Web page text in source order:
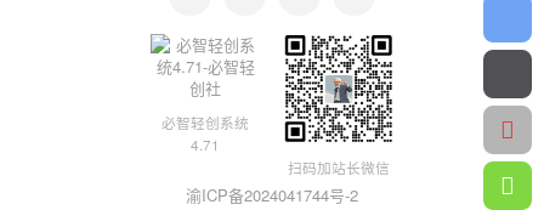
必智轻创系统
4.71
扫码加站长微信
渝ICP备2024041744号-2